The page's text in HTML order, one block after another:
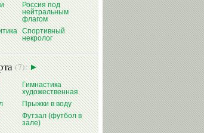
Сергей
ЧЕПИК
читать далее
Россия под
нейтральным
флагом
Спортивный
некролог
(7):
Гимнастика
художественная
Прыжки в воду
Футзал (футбол в
зале)